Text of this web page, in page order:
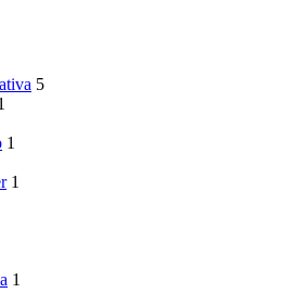
5
1
1
1